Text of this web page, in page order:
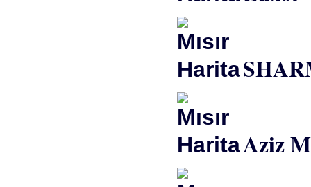
Aziz